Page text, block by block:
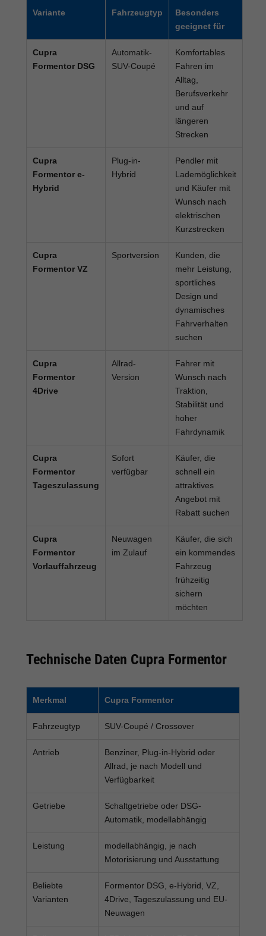
Variante Fahrzeugtyp
Besonders
geeignet für
Cupra
Formentor DSG
Automatik-
SUV-Coupé
Komfortables
Fahren im
Alltag,
Berufsverkehr
und auf
längeren
Strecken
Cupra
Formentor e-
Hybrid
Plug-in-
Hybrid
Pendler mit
Lademöglichkeit
und Käufer mit
Wunsch nach
elektrischen
Kurzstrecken
Cupra
Formentor VZ
Sportversion
Kunden, die
mehr Leistung,
sportliches
Design und
dynamisches
Fahrverhalten
suchen
Cupra
Formentor
4Drive
Allrad-
Version
Fahrer mit
Wunsch nach
Traktion,
Stabilität und
hoher
Fahrdynamik
Cupra
Formentor
Tageszulassung
Sofort
verfügbar
Käufer, die
schnell ein
attraktives
Angebot mit
Rabatt suchen
Cupra
Formentor
Vorlauffahrzeug
Neuwagen
im Zulauf
Käufer, die sich
ein kommendes
Fahrzeug
frühzeitig
sichern
möchten
Technische Daten Cupra Formentor
Merkmal Cupra Formentor
Fahrzeugtyp SUV-Coupé / Crossover
Antrieb
Benziner, Plug-in-Hybrid oder
Allrad, je nach Modell und
Verfügbarkeit
Getriebe
Schaltgetriebe oder DSG-
Automatik, modellabhängig
Leistung
modellabhängig, je nach
Motorisierung und Ausstattung
Beliebte
Varianten
Formentor DSG, e-Hybrid, VZ,
4Drive, Tageszulassung und EU-
Neuwagen